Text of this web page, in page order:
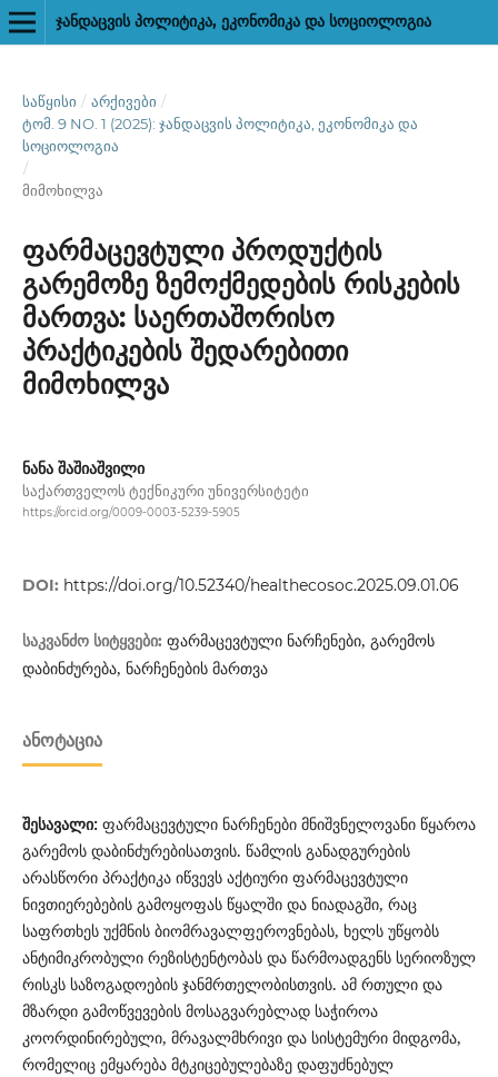
ᲯᲐᲜᲓᲐᲪᲕᲘᲡ ᲞᲝᲚᲘᲢᲘᲙᲐ, ᲔᲙᲝᲜᲝᲛᲘᲙᲐ ᲓᲐ ᲡᲝᲪᲘᲝᲚᲝᲒᲘᲐ
ᲡᲐᲬᲧᲘᲡᲘ / ᲐᲠᲥᲘᲕᲔᲑᲘ /
ᲢᲝᲛ. 9 NO. 1 (2025): ᲯᲐᲜᲓᲐᲪᲕᲘᲡ ᲞᲝᲚᲘᲢᲘᲙᲐ, ᲔᲙᲝᲜᲝᲛᲘᲙᲐ ᲓᲐ
ᲡᲝᲪᲘᲝᲚᲝᲒᲘᲐ
/
მიმოხილვა
ფარმაცევტული პროდუქტის
გარემოზე ზემოქმედების რისკების
მართვა: საერთაშორისო
პრაქტიკების შედარებითი
მიმოხილვა
ნანა შაშიაშვილი
საქართველოს ტექნიკური უნივერსიტეტი
https://orcid.org/0009-0003-5239-5905
DOI: https://doi.org/10.52340/healthecosoc.2025.09.01.06
საკვანძო სიტყვები: ფარმაცევტული ნარჩენები, გარემოს
დაბინძურება, ნარჩენების მართვა
ᲐᲜᲝᲢᲐᲪᲘᲐ
შესავალი: ფარმაცევტული ნარჩენები მნიშვნელოვანი წყაროა
გარემოს დაბინძურებისათვის. წამლის განადგურების
არასწორი პრაქტიკა იწვევს აქტიური ფარმაცევტული
ნივთიერებების გამოყოფას წყალში და ნიადაგში, რაც
საფრთხეს უქმნის ბიომრავალფეროვნებას, ხელს უწყობს
ანტიმიკრობული რეზისტენტობას და წარმოადგენს სერიოზულ
რისკს საზოგადოების ჯანმრთელობისთვის. ამ რთული და
მზარდი გამოწვევების მოსაგვარებლად საჭიროა
კოორდინირებული, მრავალმხრივი და სისტემური მიდგომა,
რომელიც ემყარება მტკიცებულებაზე დაფუძნებულ